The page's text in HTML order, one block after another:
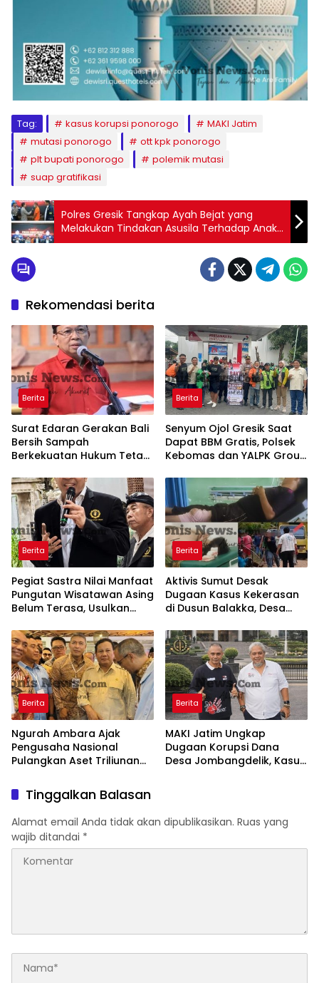
Tag: kasus korupsi ponorogo
MAKI Jatim
mutasi ponorogo
ott kpk ponorogo
plt bupati ponorogo
polemik mutasi
suap gratifikasi
Polres Gresik Tangkap Ayah Bejat yang
Melakukan Tindakan Asusila Terhadap Anak
Kandung Sejak 2021
Rekomendasi berita
Berita
Surat Edaran Gerakan Bali
Bersih Sampah
Berkekuatan Hukum Tetap,
PTUN dan Banding
Berita
Senyum Ojol Gresik Saat
Dapat BBM Gratis, Polsek
Kebomas dan YALPK Group
Berita
Pegiat Sastra Nilai Manfaat
Pungutan Wisatawan Asing
Belum Terasa, Usulkan
Digital Dana PWA
Berita
Aktivis Sumut Desak
Dugaan Kasus Kekerasan
di Dusun Balakka, Desa
Tuntas
Berita
Ngurah Ambara Ajak
Pengusaha Nasional
Pulangkan Aset Triliunan
Investor Global
Berita
MAKI Jatim Ungkap
Dugaan Korupsi Dana
Desa Jombangdelik, Kasus
Kejati Jatim
Tinggalkan Balasan
Alamat email Anda tidak akan dipublikasikan. Ruas yang
wajib ditandai *